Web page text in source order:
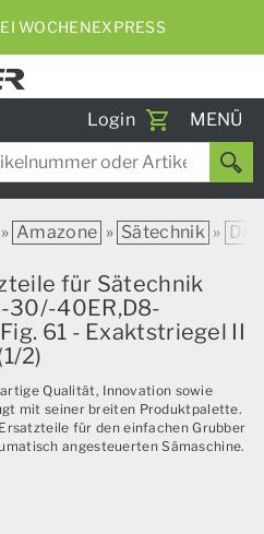
WOCHENEXPRESS
Login
Toggle
MENÜ
» Amazone » Sätechnik »
für Sätechnik
30/-40ER,D8-
61 - Exaktstriegel II
2)
Qualität, Innovation sowie
mit seiner breiten Produktpalette.
für den einfachen Grubber
angesteuerten Sämaschine.